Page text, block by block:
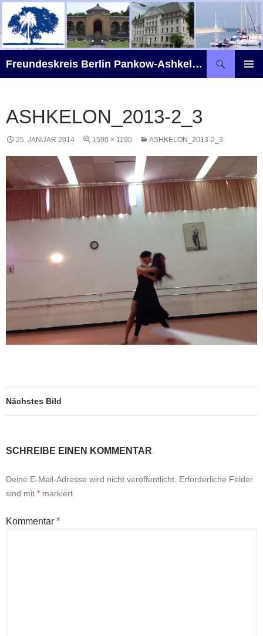
Inhalt
springen
Freundeskreis Berlin Pankow-Ashkelon e.V.
ASHKELON_2013-2_3
25. JANUAR 2014 1590 × 1190 ASHKELON_2013-2_3
Nächstes Bild
SCHREIBE EINEN KOMMENTAR
Deine E-Mail-Adresse wird nicht veröffentlicht. Erforderliche Felder
sind mit * markiert
Kommentar *